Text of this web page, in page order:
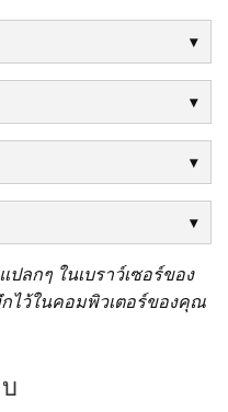
ลกๆ ในเบราว์เซอร์ของ
ไว้ในคอมพิวเตอร์ของคุณ